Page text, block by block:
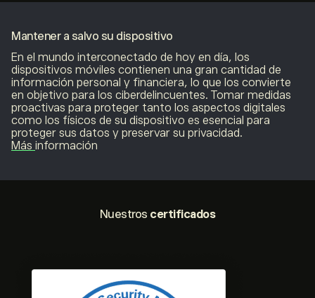
Mantener a salvo su dispositivo
En el mundo interconectado de hoy en día, los
dispositivos móviles contienen una gran cantidad de
información personal y financiera, lo que los convierte
en objetivo para los ciberdelincuentes. Tomar medidas
proactivas para proteger tanto los aspectos digitales
como los físicos de su dispositivo es esencial para
proteger sus datos y preservar su privacidad.
Más información
Nuestros certificados